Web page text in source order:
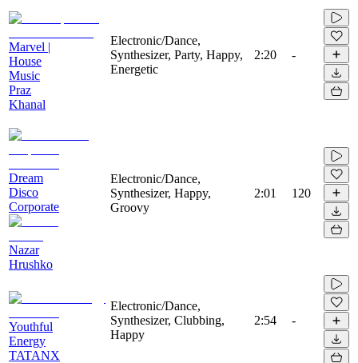
Marvel |
House
Music
Praz
Khanal
Electronic/Dance,
Synthesizer, Party, Happy,
Energetic
2:20 -
Dream
Disco
Corporate
Nazar
Hrushko
Electronic/Dance,
Synthesizer, Happy,
Groovy
2:01 120
Youthful
Energy
TATANX
Electronic/Dance,
Synthesizer, Clubbing,
Happy
2:54 -